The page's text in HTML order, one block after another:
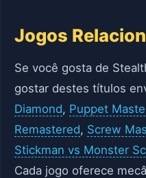
Jogos
Se você gosta de
gostar destes títulos
Diamond, Puppet
Remastered, Screw
Stickman vs Monster
Cada jogo oferece